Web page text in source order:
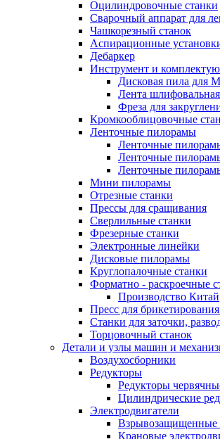
Оцилиндровочные станки
Сварочный аппарат для
Чашкорезный станок
Аспирационные
Дебаркер
Инструмент и
Дисковая пила для
Лента шлифовальная
Фреза для
Кромкооблицовочные
Ленточные пилорамы
Ленточные
Ленточные
Ленточные
Мини пилорамы
Отрезные станки
Прессы для сращивания
Сверлильные станки
Фрезерные станки
Электронные линейки
Дисковые пилорамы
Круглопалочные станки
Форматно - раскроечные
Производство Китай
Пресс для
Станки для заточки,
Торцовочный станок
Детали и узлы машин и
Воздухосборники
Редукторы
Редукторы
Цилиндрические
Электродвигатели
Взрывозащищенные
Крановые